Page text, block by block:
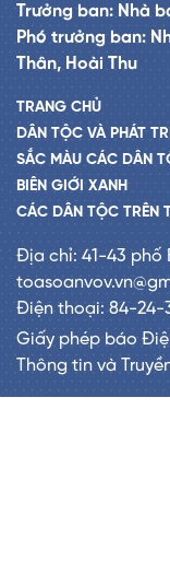
Trưởng ban: Nhà
Phó trưởng ban:
Thân, Hoài Thu
TRANG CHỦ
DÂN TỘC VÀ PHÁT
SẮC MÀU CÁC DÂN
BIÊN GIỚI XANH
CÁC DÂN TỘC TRÊN
Địa chỉ: 41-43 phố
Điện thoại: 84-24-
Giấy phép báo
Thông tin và